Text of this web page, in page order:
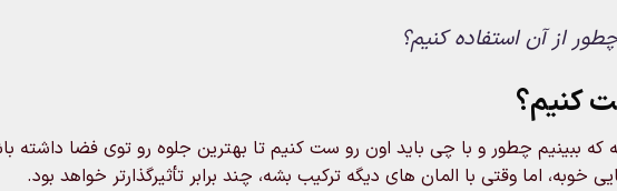
از آن استفاده کنیم؟
کنیم؟
ببینیم چطور و با چی باید اون رو ست کنیم تا بهترین جلوه رو توی فضا داشته
اما وقتی با المان های دیگه ترکیب بشه، چند برابر تأثیرگذارتر خواهد بود.